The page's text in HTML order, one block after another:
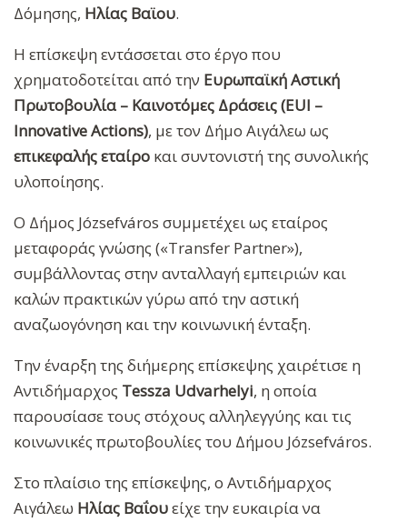
Δόμησης, Ηλίας Βαϊου.
Η επίσκεψη εντάσσεται στο έργο που
χρηματοδοτείται από την Ευρωπαϊκή Αστική
Πρωτοβουλία – Καινοτόμες Δράσεις (EUI –
Innovative Actions), με τον Δήμο Αιγάλεω ως
επικεφαλής εταίρο και συντονιστή της συνολικής
υλοποίησης.
Ο Δήμος Józsefváros συμμετέχει ως εταίρος
μεταφοράς γνώσης («Transfer Partner»),
συμβάλλοντας στην ανταλλαγή εμπειριών και
καλών πρακτικών γύρω από την αστική
αναζωογόνηση και την κοινωνική ένταξη.
Την έναρξη της διήμερης επίσκεψης χαιρέτισε η
Αντιδήμαρχος Tessza Udvarhelyi, η οποία
παρουσίασε τους στόχους αλληλεγγύης και τις
κοινωνικές πρωτοβουλίες του Δήμου Józsefváros.
Στο πλαίσιο της επίσκεψης, ο Αντιδήμαρχος
Αιγάλεω Ηλίας Βαΐουείχε την ευκαιρία να